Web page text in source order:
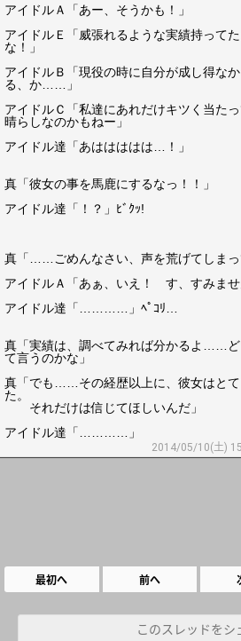
アイドルＡ「あー、そうかも！」
アイドルＥ「威張れるような実績持って
な！」
アイドルＢ「現役の時に自分が成し得な
る、か……」
アイドルＣ「私達にあれだけキツく当た
晴らしなのかもねー」
アイドル達「あははははは…！」
真「彼女の事を馬鹿にするなっ！！」
アイドル達「！？」ﾋﾞｸｯ!
真「……ごめんなさい、声を荒げてしまっ
アイドルＡ「あぁ、いえ！ す、すみま
アイドル達「…………」ﾍﾟｺﾘ…
真「実績は、調べてみれば分かるよ……ど
て言うのかな」
真「でも……その経歴以上に、彼女はとて
た。
それだけは信じてほしいんだ」
アイドル達「…………」
2014/05/10(土)
最初へ 前へ
このスレッドをシ